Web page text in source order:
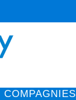
COMPAGNIES